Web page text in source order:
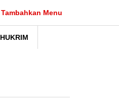
Tambahkan Menu
HUKRIM